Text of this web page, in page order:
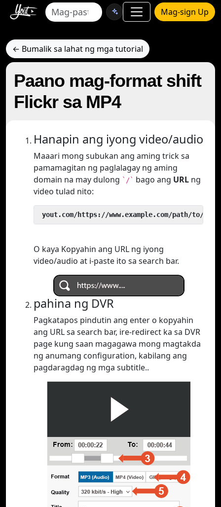
Mag-sign Up
← Bumalik sa lahat ng mga tutorial
Paano mag-format shift
Flickr sa MP4
Hanapin ang iyong video/audio
Maaari mong subukan ang aming trick sa
pamamagitan ng paglalagay ng aming
domain na may dulong `/` bago ang URL ng
video tulad nito:
yout.com/https://www.example.com/path/to/
O kaya Kopyahin ang URL ng iyong
video/audio at i-paste ito sa search bar.
pahina ng DVR
Pagkatapos pindutin ang enter o kopyahin
ang URL sa search bar, ire-redirect ka sa DVR
page kung saan magagawa mong magtakda
ng anumang configuration, kabilang ang
pagdaragdag ng mga subtitle..